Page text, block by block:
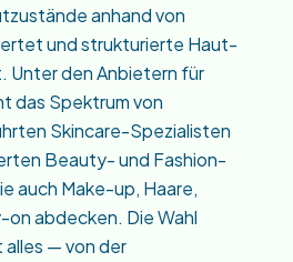
anhand von
und strukturierte Haut-
Unter den Anbietern für
das Spektrum von
Skincare-Spezialisten
Beauty- und Fashion-
auch Make-up, Haare,
on abdecken. Die Wahl
alles — von der